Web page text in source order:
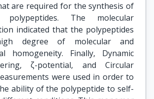
are required for the synthesis of
polypeptides. The molecular
indicated that the polypeptides
degree of molecular and
homogeneity. Finally, Dynamic
ζ-potential, and Circular
were used in order to
ability of the polypeptide to self-